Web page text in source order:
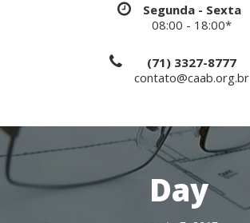
Segunda - Sexta
08:00 - 18:00*
(71) 3327-8777
contato@caab.org.br
Day